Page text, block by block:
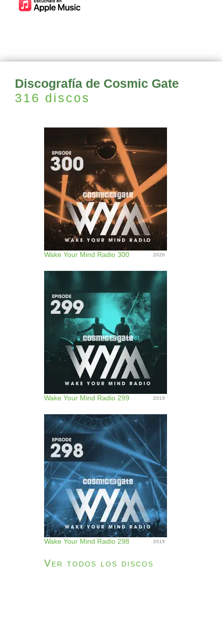
Discografía de Cosmic Gate
316 discos
Wake Your Mind Radio 300 2020
Wake Your Mind Radio 299 2019
Wake Your Mind Radio 298 2019
Ver todos los discos